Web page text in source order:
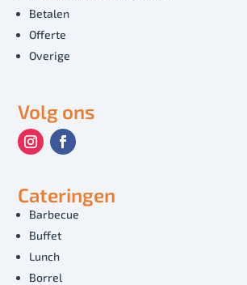
Betalen
Offerte
Overige
Volg ons
Cateringen
Barbecue
Buffet
Lunch
Borrel